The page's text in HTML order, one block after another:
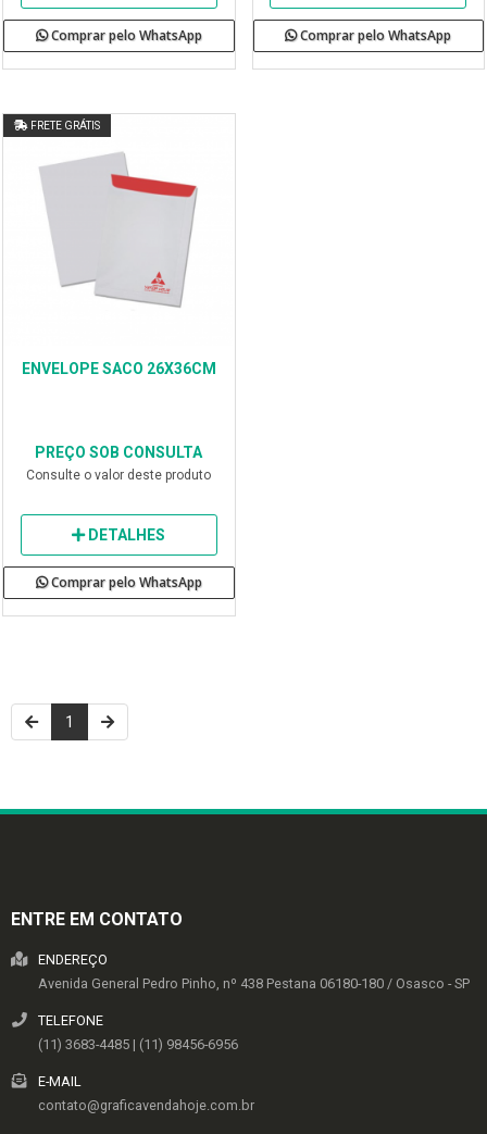
Comprar pelo WhatsApp Comprar pelo WhatsApp
FRETE GRÁTIS
ENVELOPE SACO 26X36CM
PREÇO SOB CONSULTA
Consulte o valor deste produto
DETALHES
Comprar pelo WhatsApp
1
ENTRE EM CONTATO
ENDEREÇO
Avenida General Pedro Pinho, nº 438 Pestana 06180-180 / Osasco - SP
TELEFONE
(11) 3683-4485 | (11) 98456-6956
E-MAIL
contato@graficavendahoje.com.br